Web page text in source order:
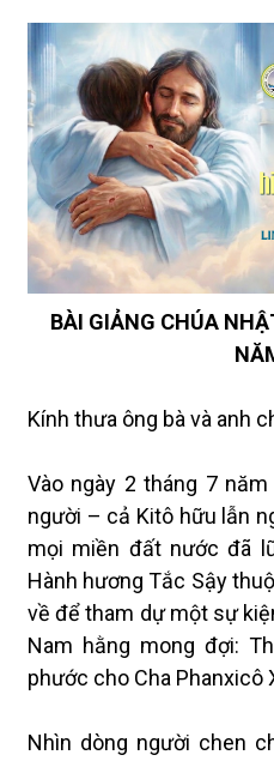
BÀI GIẢNG CHÚA
Kính thưa ông bà và anh
Vào ngày 2 tháng 7
người – cả Kitô hữu lẫn
mọi miền đất nước đã
Hành hương Tắc Sậy
về để tham dự một sự
Nam hằng mong đợi:
phước cho Cha Phanxicô
Nhìn dòng người chen